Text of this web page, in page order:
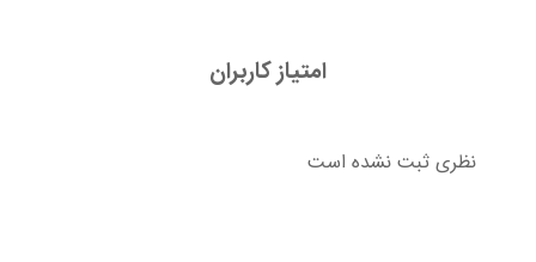
امتیاز کاربران
نظری ثبت نشده است